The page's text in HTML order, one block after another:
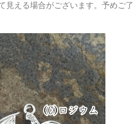
見える場合がございます。予めご了